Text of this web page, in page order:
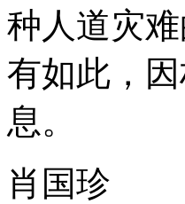
种人道灾
有如此，
息。
肖国珍